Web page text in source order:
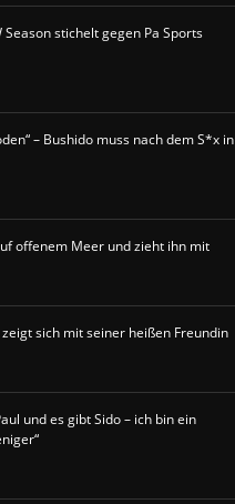
Season stichelt gegen Pa Sports
– Bushido muss nach dem S*x in
offenem Meer und zieht ihn mit
sich mit seiner heißen Freundin
und es gibt Sido – ich bin ein